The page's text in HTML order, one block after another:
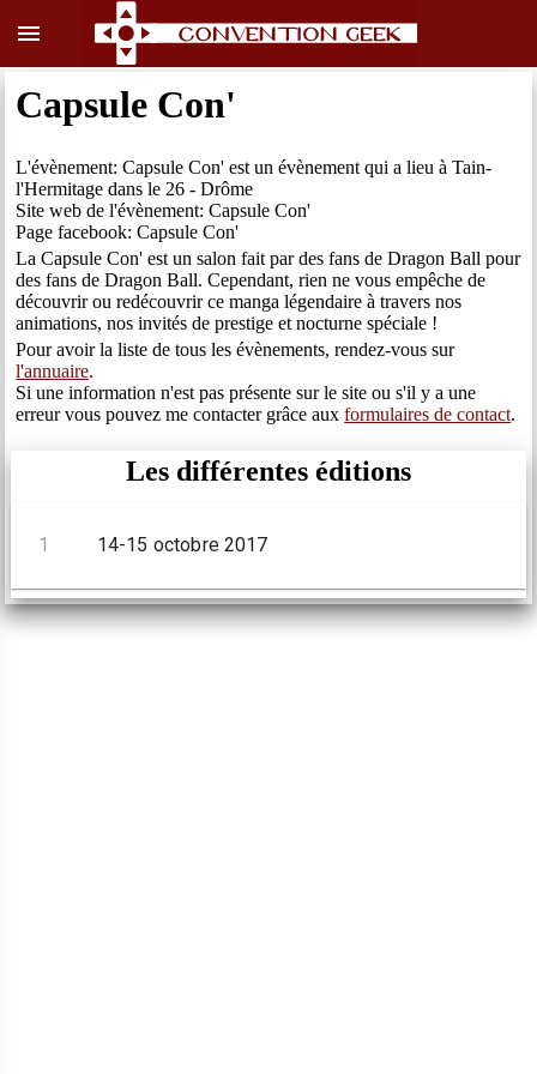
menu
Capsule Con'
L'évènement: Capsule Con' est un évènement qui a lieu à Tain-
l'Hermitage dans le 26 - Drôme
Site web de l'évènement: Capsule Con'
Page facebook: Capsule Con'
La Capsule Con' est un salon fait par des fans de Dragon Ball pour
des fans de Dragon Ball. Cependant, rien ne vous empêche de
découvrir ou redécouvrir ce manga légendaire à travers nos
animations, nos invités de prestige et nocturne spéciale !
Pour avoir la liste de tous les évènements, rendez-vous sur
l'annuaire.
Si une information n'est pas présente sur le site ou s'il y a une
erreur vous pouvez me contacter grâce auxformulaires de contact.
Les différentes éditions
1 14-15 octobre 2017